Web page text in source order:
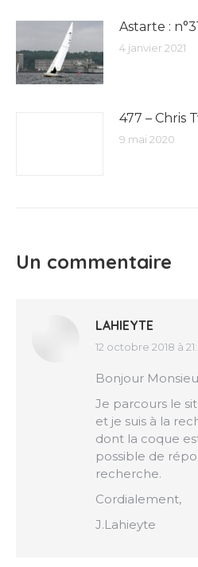
Astarte :
4 janvier 2021
477 – Chris
9 mai 2020
Un commentaire
LAHIEYTE
dit
12 octobre 2018 à
Bonjour
Je parcours le
et je suis à la
dont la coque
possible de
recherche.
Cordialement,
J.Lahieyte